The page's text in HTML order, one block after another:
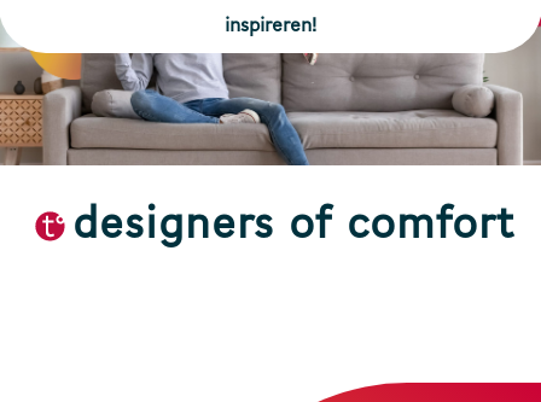
inspireren!
designers of comfort